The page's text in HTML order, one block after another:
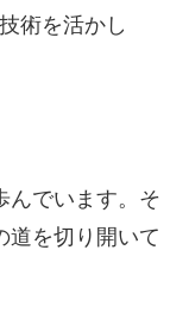
術を活かし
んでいます。そ
道を切り開いて